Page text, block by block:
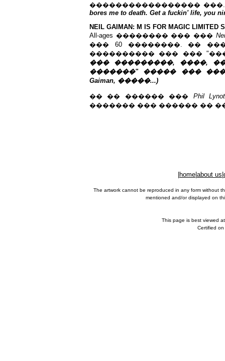
�����������������
bores me to death. Get a fuckin' life, you
NEIL GAIMAN: M IS FOR MAGIC LIMITED
All-ages �������� ��� ���
��� 60 ��������. ��
���������� ��� ���
��� ���������, ����,
�������" ����� ��� ���
Gaiman, �����...)
�� �� ������ ��� Phil
������� ��� ������ ��
home about us
The artwork cannot be reproduced in any form without
mentioned and/or displayed on
This page is best viewed
Certified on